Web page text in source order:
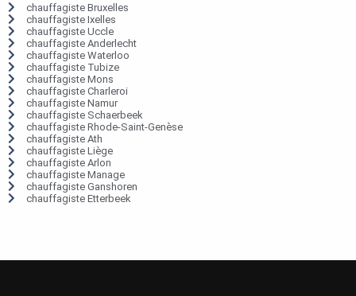
chauffagiste Bruxelles
chauffagiste Ixelles
chauffagiste Uccle
chauffagiste Anderlecht
chauffagiste Waterloo
chauffagiste Tubize
chauffagiste Mons
chauffagiste Charleroi
chauffagiste Namur
chauffagiste Schaerbeek
chauffagiste Rhode-Saint-Genèse
chauffagiste Ath
chauffagiste Liège
chauffagiste Arlon
chauffagiste Manage
chauffagiste Ganshoren
chauffagiste Etterbeek